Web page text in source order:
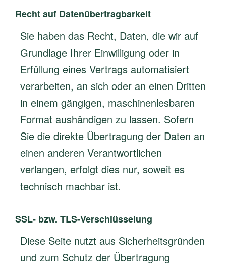
Recht auf Datenübertragbarkeit
Sie haben das Recht, Daten, die wir auf
Grundlage Ihrer Einwilligung oder in
Erfüllung eines Vertrags automatisiert
verarbeiten, an sich oder an einen Dritten
in einem gängigen, maschinenlesbaren
Format aushändigen zu lassen. Sofern
Sie die direkte Übertragung der Daten an
einen anderen Verantwortlichen
verlangen, erfolgt dies nur, soweit es
technisch machbar ist.
SSL- bzw. TLS-Verschlüsselung
Diese Seite nutzt aus Sicherheitsgründen
und zum Schutz der Übertragung